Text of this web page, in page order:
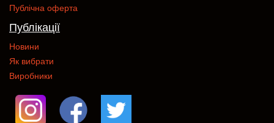
Публічна оферта
Публікації
Новини
Як вибрати
Виробники